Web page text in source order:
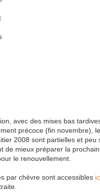
avec des mises bas
précoce (fin novembre),
2008 sont partielles et peu
de mieux préparer la
le renouvellement.
par chèvre sont accessibles